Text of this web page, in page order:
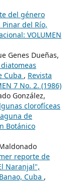
del género
del Río,
VOLUMEN
Genes Dueñas,
Cuba , Revista
7 No. 2. (1986)
González,
clorofíceas
de
Botánico
reporte de
Naranjal",
Cuba ,